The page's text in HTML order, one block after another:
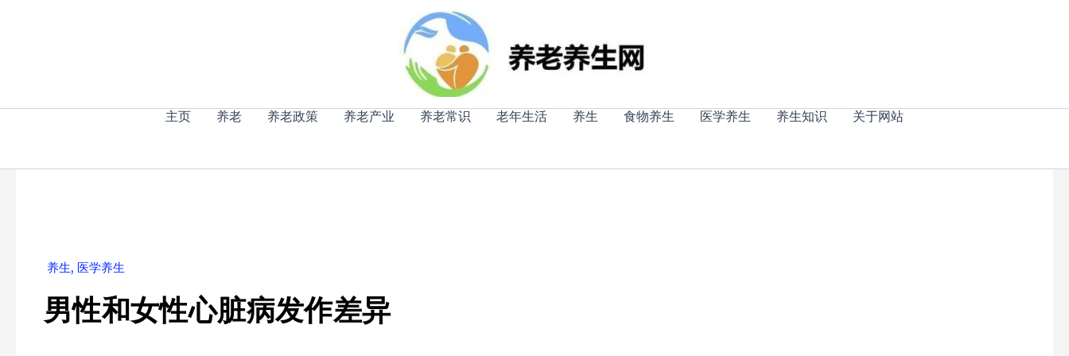
主页 养老 养老政策 养老产业 养老常识 老年生活 养生 食物养生 医学养生 养生知识 关于网站
养生, 医学养生
男性和女性心脏病发作差异